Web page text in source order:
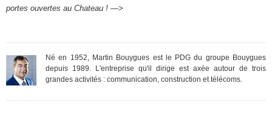
portes ouvertes au Chateau ! —>
Né en 1952, Martin Bouygues est le PDG du groupe Bouygues
depuis 1989. L'entreprise qu'il dirige est axée autour de trois
grandes activités : communication, construction et télécoms.